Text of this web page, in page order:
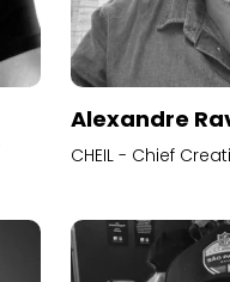
Alexandre
CHEIL - Chief